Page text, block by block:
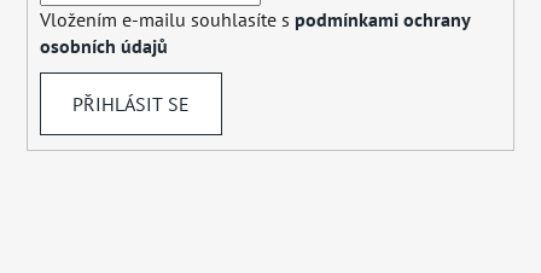
Vložením e-mailu souhlasíte s podmínkami ochrany
osobních údajů
PŘIHLÁSIT SE